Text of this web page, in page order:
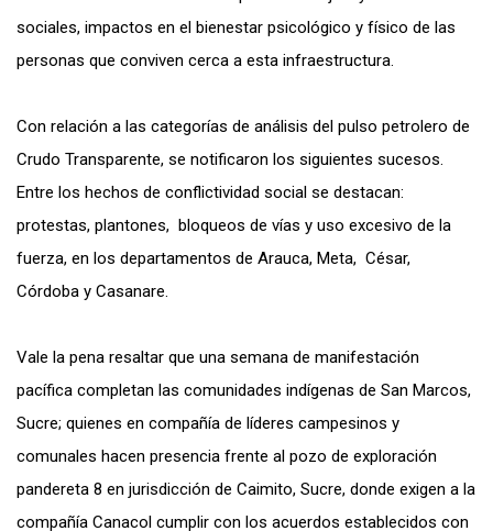
sociales, impactos en el bienestar psicológico y físico de las
personas que conviven cerca a esta infraestructura.
Con relación a las categorías de análisis del pulso petrolero de
Crudo Transparente, se notificaron los siguientes sucesos.
Entre los hechos de conflictividad social se destacan:
protestas, plantones, bloqueos de vías y uso excesivo de la
fuerza, en los departamentos de Arauca, Meta, César,
Córdoba y Casanare.
Vale la pena resaltar que una semana de manifestación
pacífica completan las comunidades indígenas de San Marcos,
Sucre; quienes en compañía de líderes campesinos y
comunales hacen presencia frente al pozo de exploración
pandereta 8 en jurisdicción de Caimito, Sucre, donde exigen a la
compañía Canacol cumplir con los acuerdos establecidos con